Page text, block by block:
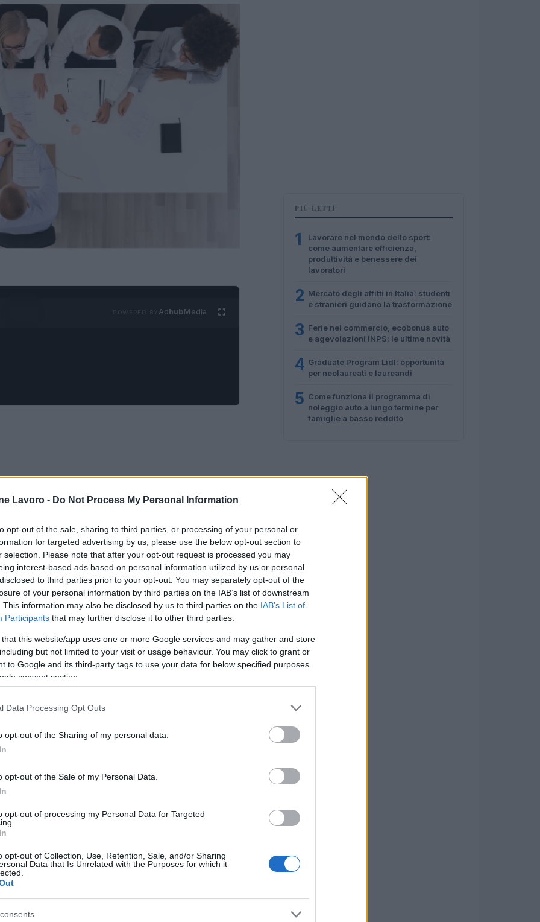
Lavoro - Do Not Process My Personal Information
opt-out of the sale, sharing to third parties, or processing of your personal or
for targeted advertising by us, please use the below opt-out section to
selection. Please note that after your opt-out request is processed you may
interest-based ads based on personal information utilized by us or personal
to third parties prior to your opt-out. You may separately opt-out of the
of your personal information by third parties on the IAB’s list of downstream
This information may also be disclosed by us to third parties on the IAB’s List of
Participants that may further disclose it to other third parties.
that this website/app uses one or more Google services and may gather and store
but not limited to your visit or usage behaviour. You may click to grant or
to Google and its third-party tags to use your data for below specified purposes
consent section.
Data Processing Opt Outs
opt-out of the Sharing of my personal data.
opt-out of the Sale of my Personal Data.
opt-out of processing my Personal Data for Targeted
opt-out of Collection, Use, Retention, Sale, and/or Sharing
Data that Is Unrelated with the Purposes for which it
AdhubMedia
personali?
essere abbastanza sconvolgente, ma
un processo complicato e stressante che,
personali è a disposizione per rendere la
il più semplice e senza stress possibile, sia
Personal Claims Advisor
PIÙ LETTI
1
Lavorare nel mondo dello sport:
come aumentare efficienza,
produttività e benessere dei
lavoratori
2 Mercato degli affitti in Italia: studenti
e stranieri guidano la trasformazione
3 Ferie nel commercio, ecobonus auto
e agevolazioni INPS: le ultime novità
4 Graduate Program Lidl: opportunità
per neolaureati e laureandi
5 Come funziona il programma di
noleggio auto a lungo termine per
famiglie a basso reddito